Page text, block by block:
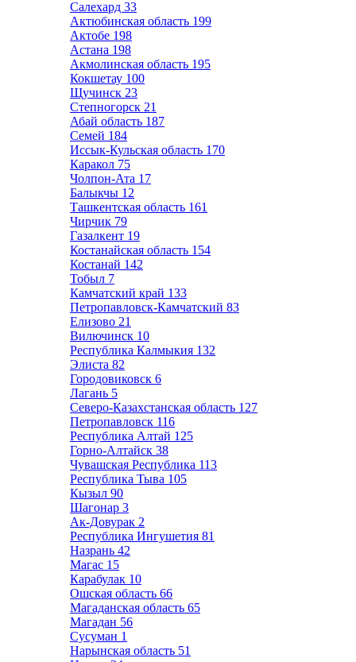
Салехард 33
Актюбинская область 199
Актобе 198
Астана 198
Акмолинская область 195
Кокшетау 100
Щучинск 23
Степногорск 21
Абай область 187
Семей 184
Иссык-Кульская область 170
Каракол 75
Чолпон-Ата 17
Балыкчы 12
Ташкентская область 161
Чирчик 79
Газалкент 19
Костанайская область 154
Костанай 142
Тобыл 7
Камчатский край 133
Петропавловск-Камчатский 83
Елизово 21
Вилючинск 10
Республика Калмыкия 132
Элиста 82
Городовиковск 6
Лагань 5
Северо-Казахстанская область 127
Петропавловск 116
Республика Алтай 125
Горно-Алтайск 38
Чувашская Республика 113
Республика Тыва 105
Кызыл 90
Шагонар 3
Ак-Довурак 2
Республика Ингушетия 81
Назрань 42
Магас 15
Карабулак 10
Ошская область 66
Магаданская область 65
Магадан 56
Сусуман 1
Нарынская область 51